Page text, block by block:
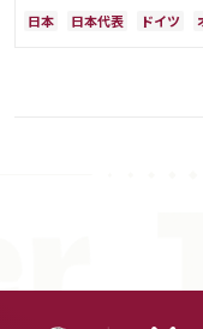
く「受け入れるのは難しか
日本 日本代表 ドイツ